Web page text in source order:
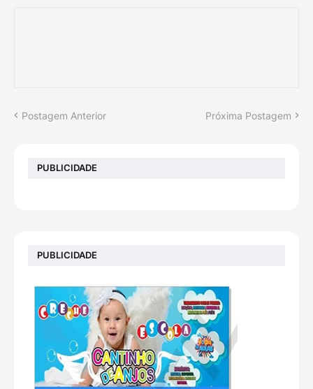
Postagem Anterior Próxima Postagem
PUBLICIDADE
PUBLICIDADE